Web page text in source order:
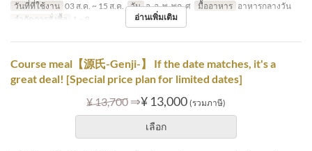
วันที่ที่ใช้งาน 03 ส.ค. ~ 15 ส.ค. วัน จ, อ, พ, พฤ, ศ มื้ออาหาร อาหารกลางวัน
จำกัดการสั่งซื้อ
1 ~ 8 อ่านเพิ่มเติม
Course meal【源氏-Genji-】 If the date matches, it's a
great deal! [Special price plan for limited dates]
¥ 13,700 ⇒¥ 13,000 (รวมภาษี)
เลือก